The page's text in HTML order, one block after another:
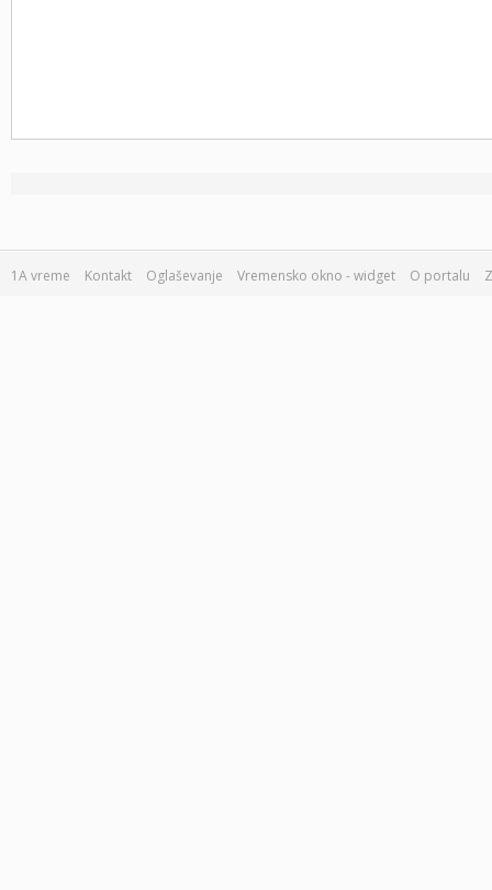
1A vreme Kontakt Oglaševanje Vremensko okno - widget O portalu